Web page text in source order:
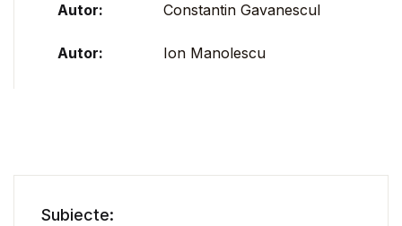
Autor: Constantin Gavanescul
Autor: Ion Manolescu
Subiecte: